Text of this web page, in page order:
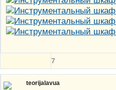
7
teorijalavua